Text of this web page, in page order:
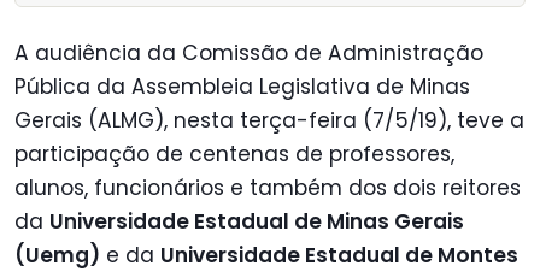
A audiência da Comissão de Administração
Pública da Assembleia Legislativa de Minas
Gerais (ALMG), nesta terça-feira (7/5/19), teve a
participação de centenas de professores,
alunos, funcionários e também dos dois reitores
da Universidade Estadual de Minas Gerais
(Uemg) e da Universidade Estadual de Montes